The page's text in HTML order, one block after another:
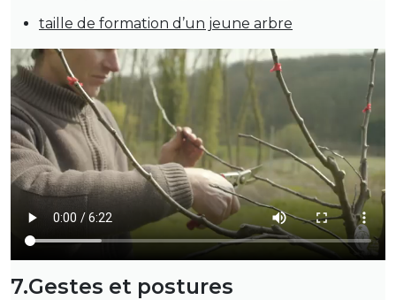
taille de formation d’un jeune arbre
7.Gestes et postures